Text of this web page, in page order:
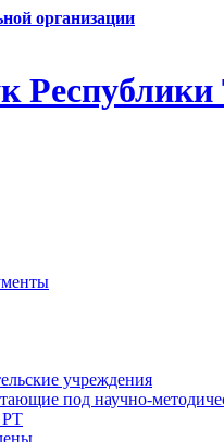
организации
Республики
учреждения
под научно-
РТ